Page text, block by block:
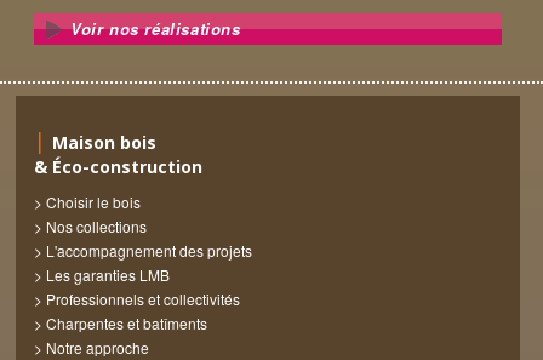
Voir nos réalisations
Maison bois
& Éco-construction
Choisir le bois
Nos collections
L'accompagnement des projets
Les garanties LMB
Professionnels et collectivités
Charpentes et batîments
Notre approche